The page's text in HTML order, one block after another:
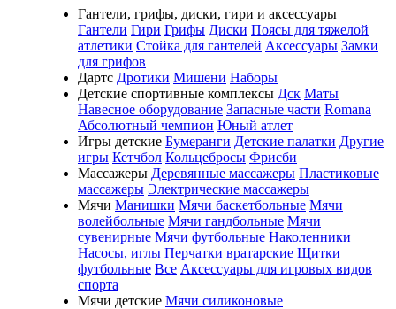
Гантели, грифы, диски, гири и аксессуары
Гантели Гири Грифы Диски Поясы для тяжелой
атлетики Стойка для гантелей Аксессуары Замки
для грифов
Дартс Дротики Мишени Наборы
Детские спортивные комплексы Дск Маты
Навесное оборудование Запасные части Romana
Абсолютный чемпион Юный атлет
Игры детские Бумеранги Детские палатки Другие
игры Кетчбол Кольцебросы Фрисби
Массажеры Деревянные массажеры Пластиковые
массажеры Электрические массажеры
Мячи Манишки Мячи баскетбольные Мячи
волейбольные Мячи гандбольные Мячи
сувенирные Мячи футбольные Наколенники
Насосы, иглы Перчатки вратарские Щитки
футбольные Все Аксессуары для игровых видов
спорта
Мячи детские Мячи силиконовые